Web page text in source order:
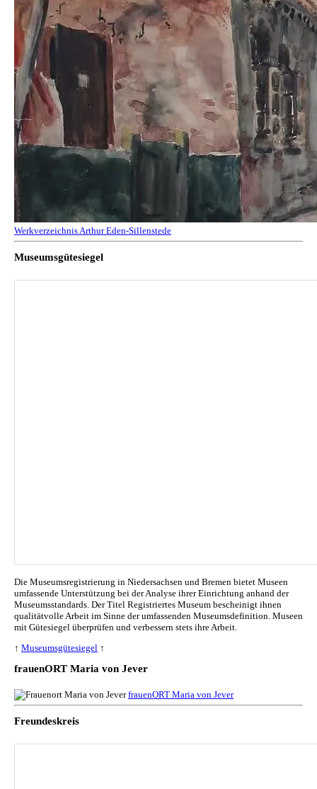
Werkverzeichnis Arthur Eden-Sillenstede
Museumsgütesiegel
Die Museumsregistrierung in Niedersachsen und Bremen bietet Museen
umfassende Unterstützung bei der Analyse ihrer Einrichtung anhand der
Museumsstandards. Der Titel Registriertes Museum bescheinigt ihnen
qualitätvolle Arbeit im Sinne der umfassenden Museumsdefinition. Museen
mit Gütesiegel überprüfen und verbessern stets ihre Arbeit.
↑ Museumsgütesiegel ↑
frauenORT Maria von Jever
frauenORT Maria von Jever
Freundeskreis